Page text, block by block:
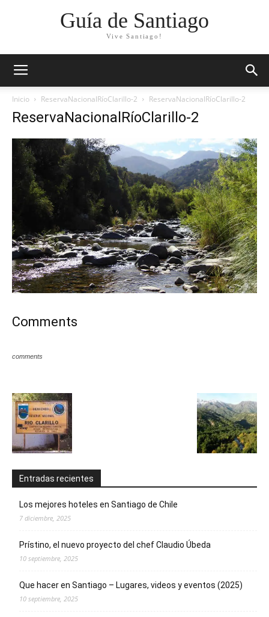
Guía de Santiago
Vive Santiago!
Inicio ReservaNacionalRíoClarillo-2 ReservaNacionalRíoClarillo-2
ReservaNacionalRíoClarillo-2
Comments
comments
Entradas recientes
Los mejores hoteles en Santiago de Chile
7 diciembre, 2025
Prístino, el nuevo proyecto del chef Claudio Úbeda
10 septiembre, 2025
Que hacer en Santiago – Lugares, videos y eventos (2025)
10 septiembre, 2025